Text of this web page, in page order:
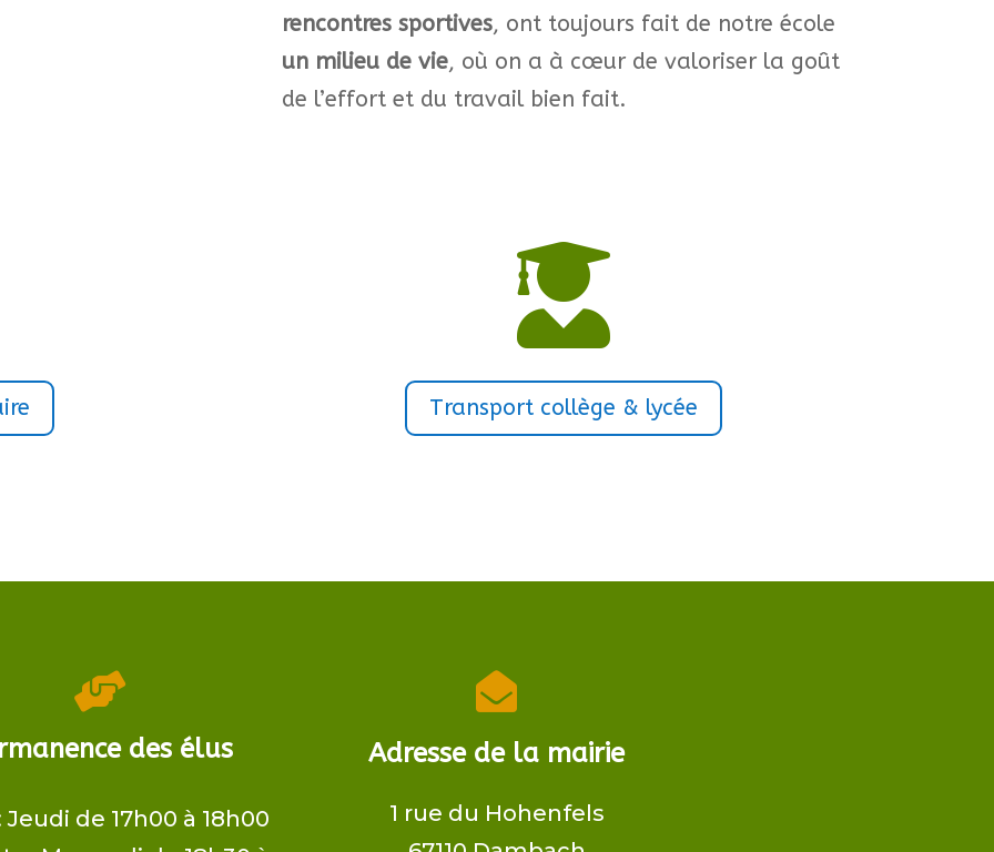
rencontres sportives, ont toujours fait de notre école
un milieu de vie, où on a à cœur de valoriser la goût
de l’effort et du travail bien fait.

Transport collège & lycée

des élus
Jeudi de 17h00 à 18h00

Adresse de la mairie
1 rue du Hohenfels